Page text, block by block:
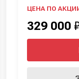
ЦЕНА ПО
329 000